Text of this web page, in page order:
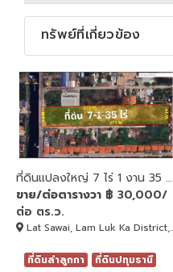
ทรัพย์ที่เกี่ยวข้อง
ที่ดินแปลงใหญ่ 7 ไร่ 1 งาน 35 ตารางวา ทำเลทอง ติดถนนเลียบคลอง3 ลำลูกกา
ขาย/ต่อตารางวา ฿ 30,000/
ต่อ ตร.ว.
Lat Sawai, Lam Luk Ka District, Pathum Thani, ลำลูกกา, Pathum Thani, 12150
ที่ดินลำลูกกา ที่ดินปทุมธานี